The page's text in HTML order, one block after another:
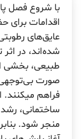
با شروع فصل
اقدامات برای
عایق‌های
شده‌اند، در
طبیعی، بخشی
صورت
فراهم
ساختمانی،
منجر شود.